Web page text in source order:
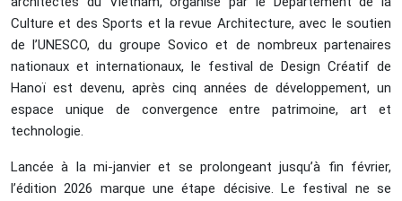
Culture et des Sports et la revue Architecture, avec le soutien
de l’UNESCO, du groupe Sovico et de nombreux partenaires
nationaux et internationaux, le festival de Design Créatif de
Hanoï est devenu, après cinq années de développement, un
espace unique de convergence entre patrimoine, art et
technologie.
Lancée à la mi-janvier et se prolongeant jusqu’à fin février,
l’édition 2026 marque une étape décisive. Le festival ne se